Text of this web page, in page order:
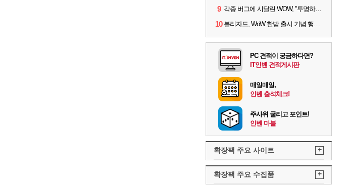
9 각종 버그에 시달린 WOW, "투명하고 신속한 소통과 대응 약속"
10 블리자드, WoW 한밤 출시 기념 행사 '홈스윗홈' 28일 개최
PC 견적이 궁금하다면?
IT인벤 견적게시판
매일매일,
인벤 출석체크!
주사위 굴리고 포인트!
인벤 마블
확장팩 주요 사이트 +
확장팩 주요 수집품 +